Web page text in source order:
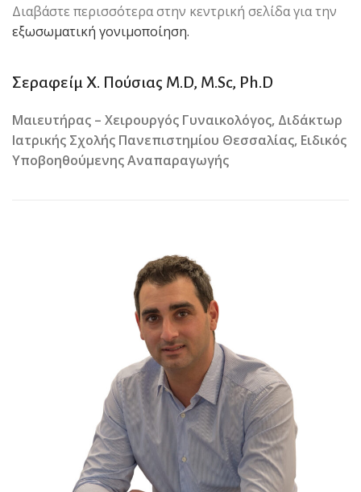
Διαβάστε περισσότερα στην κεντρική σελίδα για την
εξωσωματική γονιμοποίηση.
Σεραφείμ Χ. Πούσιας M.D, M.Sc, Ph.D
Μαιευτήρας – Χειρουργός Γυναικολόγος, Διδάκτωρ
Ιατρικής Σχολής Πανεπιστημίου Θεσσαλίας, Ειδικός
Υποβοηθούμενης Αναπαραγωγής